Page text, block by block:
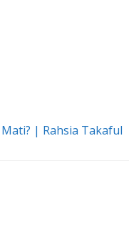
| Rahsia Takaful